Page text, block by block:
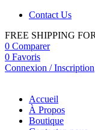
Contact Us
FREE SHIPPING
0 Comparer
0 Favoris
Connexion / Inscription
Accueil
À Propos
Boutique